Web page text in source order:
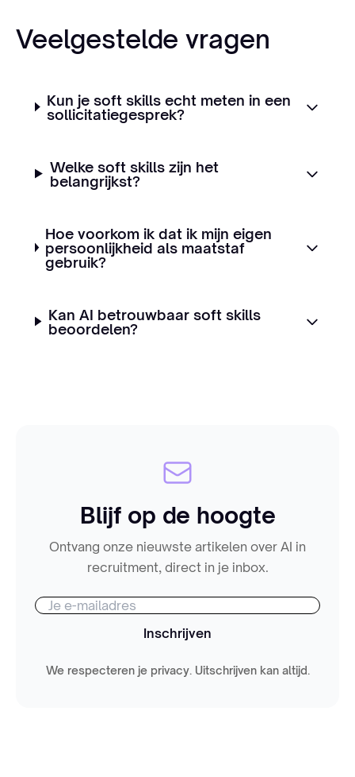
Veelgestelde vragen
Kun je soft skills echt meten in een
sollicitatiegesprek?
Welke soft skills zijn het
belangrijkst?
Hoe voorkom ik dat ik mijn eigen
persoonlijkheid als maatstaf
gebruik?
Kan AI betrouwbaar soft skills
beoordelen?
Blijf op de hoogte
Ontvang onze nieuwste artikelen over AI in
recruitment, direct in je inbox.
Inschrijven
We respecteren je privacy. Uitschrijven kan altijd.